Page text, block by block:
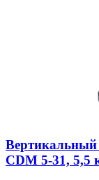
Вертикальный
CDM 5-31, 5,5